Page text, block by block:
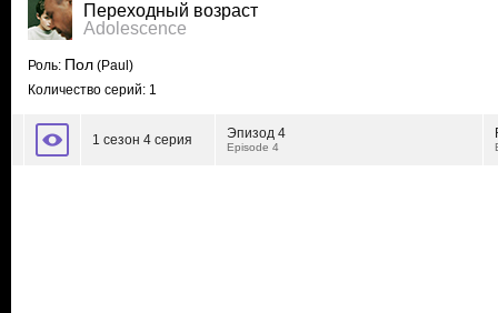
Переходный возраст
Adolescence
Роль: Пол (Paul)
Количество серий: 1
1 сезон 4 серия Эпизод 4
Episode 4